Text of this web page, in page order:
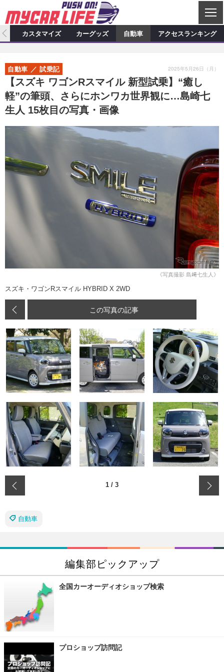
C
L
S
カーオーディオ
プロショップ検索 ショップ訪問記
カーオーディオニュース デモカー製作記
その他
カスタマイズ特集記事 カスタマイズ新製品情報
カスタマイズニュース
カーグッズ
カーグッズ特集記事 カーグッズ新製品情報
カーグッズニュース
自動車
カスタマイズ カーグッズ 自動車 アクセスランキング
【スズキ ワゴンRスマイル 新型試乗】“癒し
軽”の筆頭、さらにホンワカ世界観に…島崎七
生人 15枚目の写真・画像
自動車 試乗記 2025年5月26日（月）
《写真撮影 島﨑七生人》
スズキ・ワゴンRスマイル HYBRID X 2WD
この写真の記事
1 / 3
自動車
編集部ピックアップ
全国カーオーディオショップ検索
プロショップ訪問記